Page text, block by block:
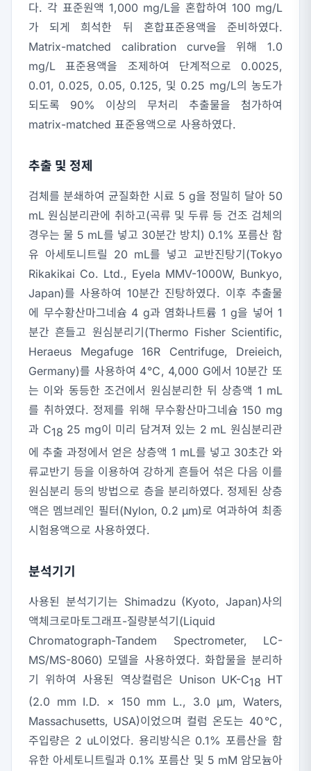
다. 각 표준원액 1,000 mg/L을 혼합하여 100 mg/L
가 되게 희석한 뒤 혼합표준용액을 준비하였다.
Matrix-matched calibration curve을 위해 1.0
mg/L 표준용액을 조제하여 단계적으로 0.0025,
0.01, 0.025, 0.05, 0.125, 및 0.25 mg/L의 농도가
되도록 90% 이상의 무처리 추출물을 첨가하여
matrix-matched 표준용액으로 사용하였다.
추출 및 정제
검체를 분쇄하여 균질화한 시료 5 g을 정밀히 달아 50
mL 원심분리관에 취하고(곡류 및 두류 등 건조 검체의
경우는 물 5 mL를 넣고 30분간 방치) 0.1% 포름산 함
유 아세토니트릴 20 mL를 넣고 교반진탕기(Tokyo
Rikakikai Co. Ltd., Eyela MMV-1000W, Bunkyo,
Japan)를 사용하여 10분간 진탕하였다. 이후 추출물
에 무수황산마그네슘 4 g과 염화나트륨 1 g을 넣어 1
분간 흔들고 원심분리기(Thermo Fisher Scientific,
Heraeus Megafuge 16R Centrifuge, Dreieich,
Germany)를 사용하여 4℃, 4,000 G에서 10분간 또
는 이와 동등한 조건에서 원심분리한 뒤 상층액 1 mL
를 취하였다. 정제를 위해 무수황산마그네슘 150 mg
과 C18 25 mg이 미리 담겨져 있는 2 mL 원심분리관
에 추출 과정에서 얻은 상층액 1 mL를 넣고 30초간 와
류교반기 등을 이용하여 강하게 흔들어 섞은 다음 이를
원심분리 등의 방법으로 층을 분리하였다. 정제된 상층
액은 멤브레인 필터(Nylon, 0.2 μm)로 여과하여 최종
시험용액으로 사용하였다.
분석기기
사용된 분석기기는 Shimadzu (Kyoto, Japan)사의
액체크로마토그래프-질량분석기(Liquid
Chromatograph-Tandem Spectrometer, LC-
MS/MS-8060) 모델을 사용하였다. 화합물을 분리하
기 위하여 사용된 역상컬럼은 Unison UK-C18 HT
(2.0 mm I.D. × 150 mm L., 3.0 μm, Waters,
Massachusetts, USA)이었으며 컬럼 온도는 40℃,
주입량은 2 uL이었다. 용리방식은 0.1% 포름산을 함
유한 아세토니트릴과 0.1% 포름산 및 5 mM 암모늄아